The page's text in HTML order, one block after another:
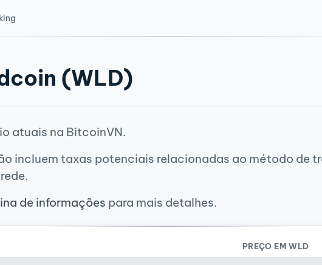
(WLD)
atuais na BitcoinVN.
incluem taxas potenciais relacionadas ao método de
de informações para mais detalhes.
PREÇO EM WLD